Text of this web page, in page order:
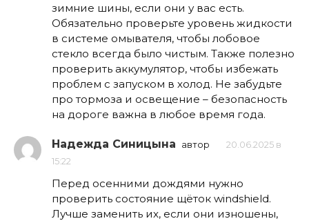
зимние шины, если они у вас есть.
Обязательно проверьте уровень жидкости
в системе омывателя, чтобы лобовое
стекло всегда было чистым. Также полезно
проверить аккумулятор, чтобы избежать
проблем с запуском в холод. Не забудьте
про тормоза и освещение – безопасность
на дороге важна в любое время года.
Надежда Синицына автор
20.06.2025 в
15:22
Перед осенними дождями нужно
проверить состояние щёток windshield.
Лучше заменить их, если они изношены,